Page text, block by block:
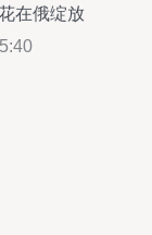
在俄绽放